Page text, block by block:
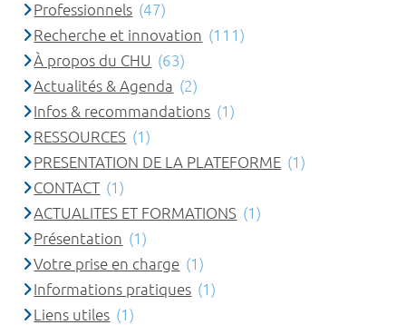
Professionnels (47)
Recherche et innovation (111)
À propos du CHU (63)
Actualités & Agenda (2)
Infos & recommandations (1)
RESSOURCES (1)
PRESENTATION DE LA PLATEFORME (1)
CONTACT (1)
ACTUALITES ET FORMATIONS (1)
Présentation (1)
Votre prise en charge (1)
Informations pratiques (1)
Liens utiles (1)